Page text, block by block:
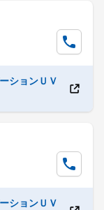
ションＵＶ
ションＵＶ